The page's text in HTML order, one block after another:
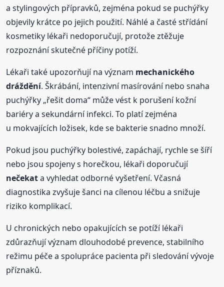
a stylingových přípravků, zejména pokud se puchýřky
objevily krátce po jejich použití. Náhlé a časté střídání
kosmetiky lékaři nedoporučují, protože ztěžuje
rozpoznání skutečné příčiny potíží.
Lékaři také upozorňují na význam mechanického
dráždění. Škrábání, intenzivní masírování nebo snaha
puchýřky „řešit doma“ může vést k porušení kožní
bariéry a sekundární infekci. To platí zejména
u mokvajících ložisek, kde se bakterie snadno množí.
Pokud jsou puchýřky bolestivé, zapáchají, rychle se šíří
nebo jsou spojeny s horečkou, lékaři doporučují
nečekata vyhledat odborné vyšetření. Včasná
diagnostika zvyšuje šanci na cílenou léčbu a snižuje
riziko komplikací.
U chronických nebo opakujících se potíží lékaři
zdůrazňují význam dlouhodobé prevence, stabilního
režimu péče a spolupráce pacienta při sledování vývoje
příznaků.